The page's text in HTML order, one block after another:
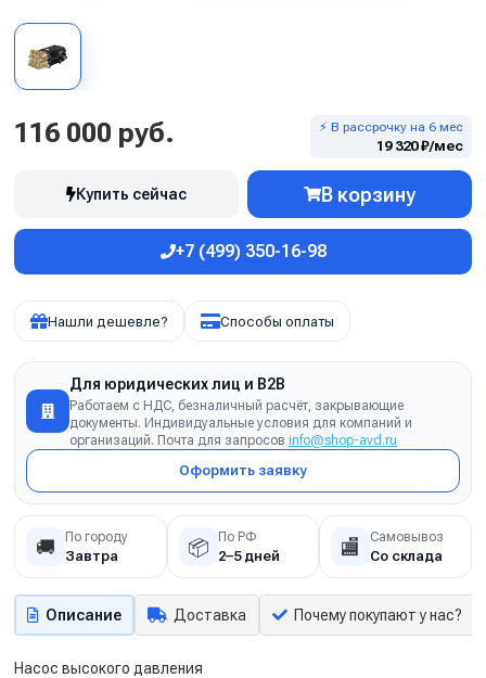
116 000 руб. ⚡ В рассрочку на 6 мес
19 320 ₽/мес
Купить сейчас В корзину
+7 (499) 350-16-98
Нашли дешевле? Способы оплаты
Для юридических лиц и B2B
Работаем с НДС, безналичный расчёт, закрывающие
документы. Индивидуальные условия для компаний и
организаций. Почта для запросов info@shop-avd.ru
Оформить заявку
🚚 По городу
Завтра 📦 По РФ
2–5 дней 🏬 Самовывоз
Со склада
Описание Доставка Почему покупают у нас?
Насос высокого давления